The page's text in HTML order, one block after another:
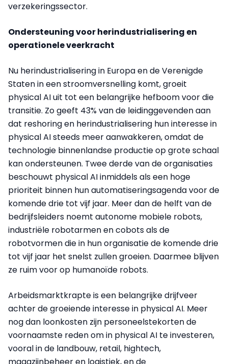
verzekeringssector.
Ondersteuning voor herindustrialisering en
operationele veerkracht
Nu herindustrialisering in Europa en de Verenigde
Staten in een stroomversnelling komt, groeit
physical AI uit tot een belangrijke hefboom voor die
transitie. Zo geeft 43% van de leidinggevenden aan
dat reshoring en herindustrialisering hun interesse in
physical AI steeds meer aanwakkeren, omdat de
technologie binnenlandse productie op grote schaal
kan ondersteunen. Twee derde van de organisaties
beschouwt physical AI inmiddels als een hoge
prioriteit binnen hun automatiseringsagenda voor de
komende drie tot vijf jaar. Meer dan de helft van de
bedrijfsleiders noemt autonome mobiele robots,
industriële robotarmen en cobots als de
robotvormen die in hun organisatie de komende drie
tot vijf jaar het snelst zullen groeien. Daarmee blijven
ze ruim voor op humanoïde robots.
Arbeidsmarktkrapte is een belangrijke drijfveer
achter de groeiende interesse in physical AI. Meer
nog dan loonkosten zijn personeelstekorten de
voornaamste reden om in physical AI te investeren,
vooral in de landbouw, retail, hightech,